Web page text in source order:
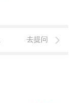
去提问